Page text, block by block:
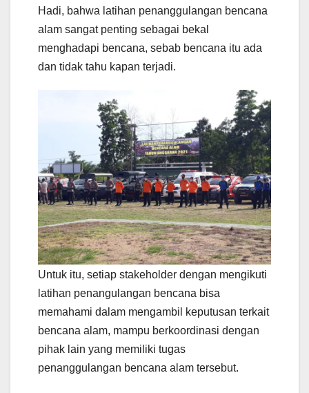
Hadi, bahwa latihan penanggulangan bencana
alam sangat penting sebagai bekal
menghadapi bencana, sebab bencana itu ada
dan tidak tahu kapan terjadi.
Untuk itu, setiap stakeholder dengan mengikuti
latihan penangulangan bencana bisa
memahami dalam mengambil keputusan terkait
bencana alam, mampu berkoordinasi dengan
pihak lain yang memiliki tugas
penanggulangan bencana alam tersebut.